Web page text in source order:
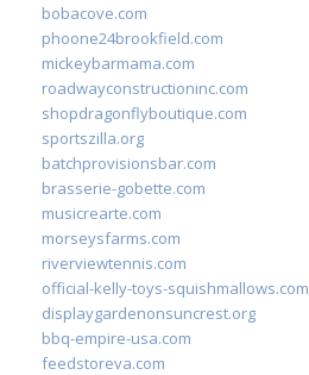
bobacove.com
phoone24brookfield.com
mickeybarmama.com
roadwayconstructioninc.com
shopdragonflyboutique.com
sportszilla.org
batchprovisionsbar.com
brasserie-gobette.com
musicrearte.com
morseysfarms.com
riverviewtennis.com
official-kelly-toys-squishmallows.com
displaygardenonsuncrest.org
bbq-empire-usa.com
feedstoreva.com